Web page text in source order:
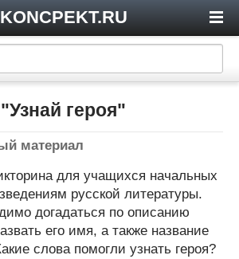
KONCPEKT.RU
героя"
материал
для учащихся начальных
русской литературы.
догадаться по описанию
его имя, а также название
слова помогли узнать героя?